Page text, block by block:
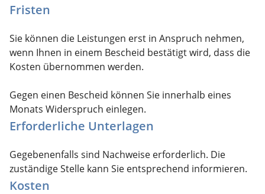
Fristen
Sie können die Leistungen erst in Anspruch nehmen,
wenn Ihnen in einem Bescheid bestätigt wird, dass die
Kosten übernommen werden.
Gegen einen Bescheid können Sie innerhalb eines
Monats Widerspruch einlegen.
Erforderliche Unterlagen
Gegebenenfalls sind Nachweise erforderlich. Die
zuständige Stelle kann Sie entsprechend informieren.
Kosten